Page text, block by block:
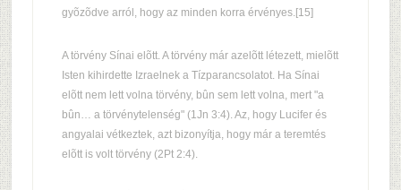
gyõzõdve arról, hogy az minden korra érvényes.[15]
A törvény Sínai elõtt. A törvény már azelõtt létezett, mielõtt
Isten kihirdette Izraelnek a Tízparancsolatot. Ha Sínai
elõtt nem lett volna törvény, bûn sem lett volna, mert "a
bûn… a törvénytelenség" (1Jn 3:4). Az, hogy Lucifer és
angyalai vétkeztek, azt bizonyítja, hogy már a teremtés
elõtt is volt törvény (2Pt 2:4).